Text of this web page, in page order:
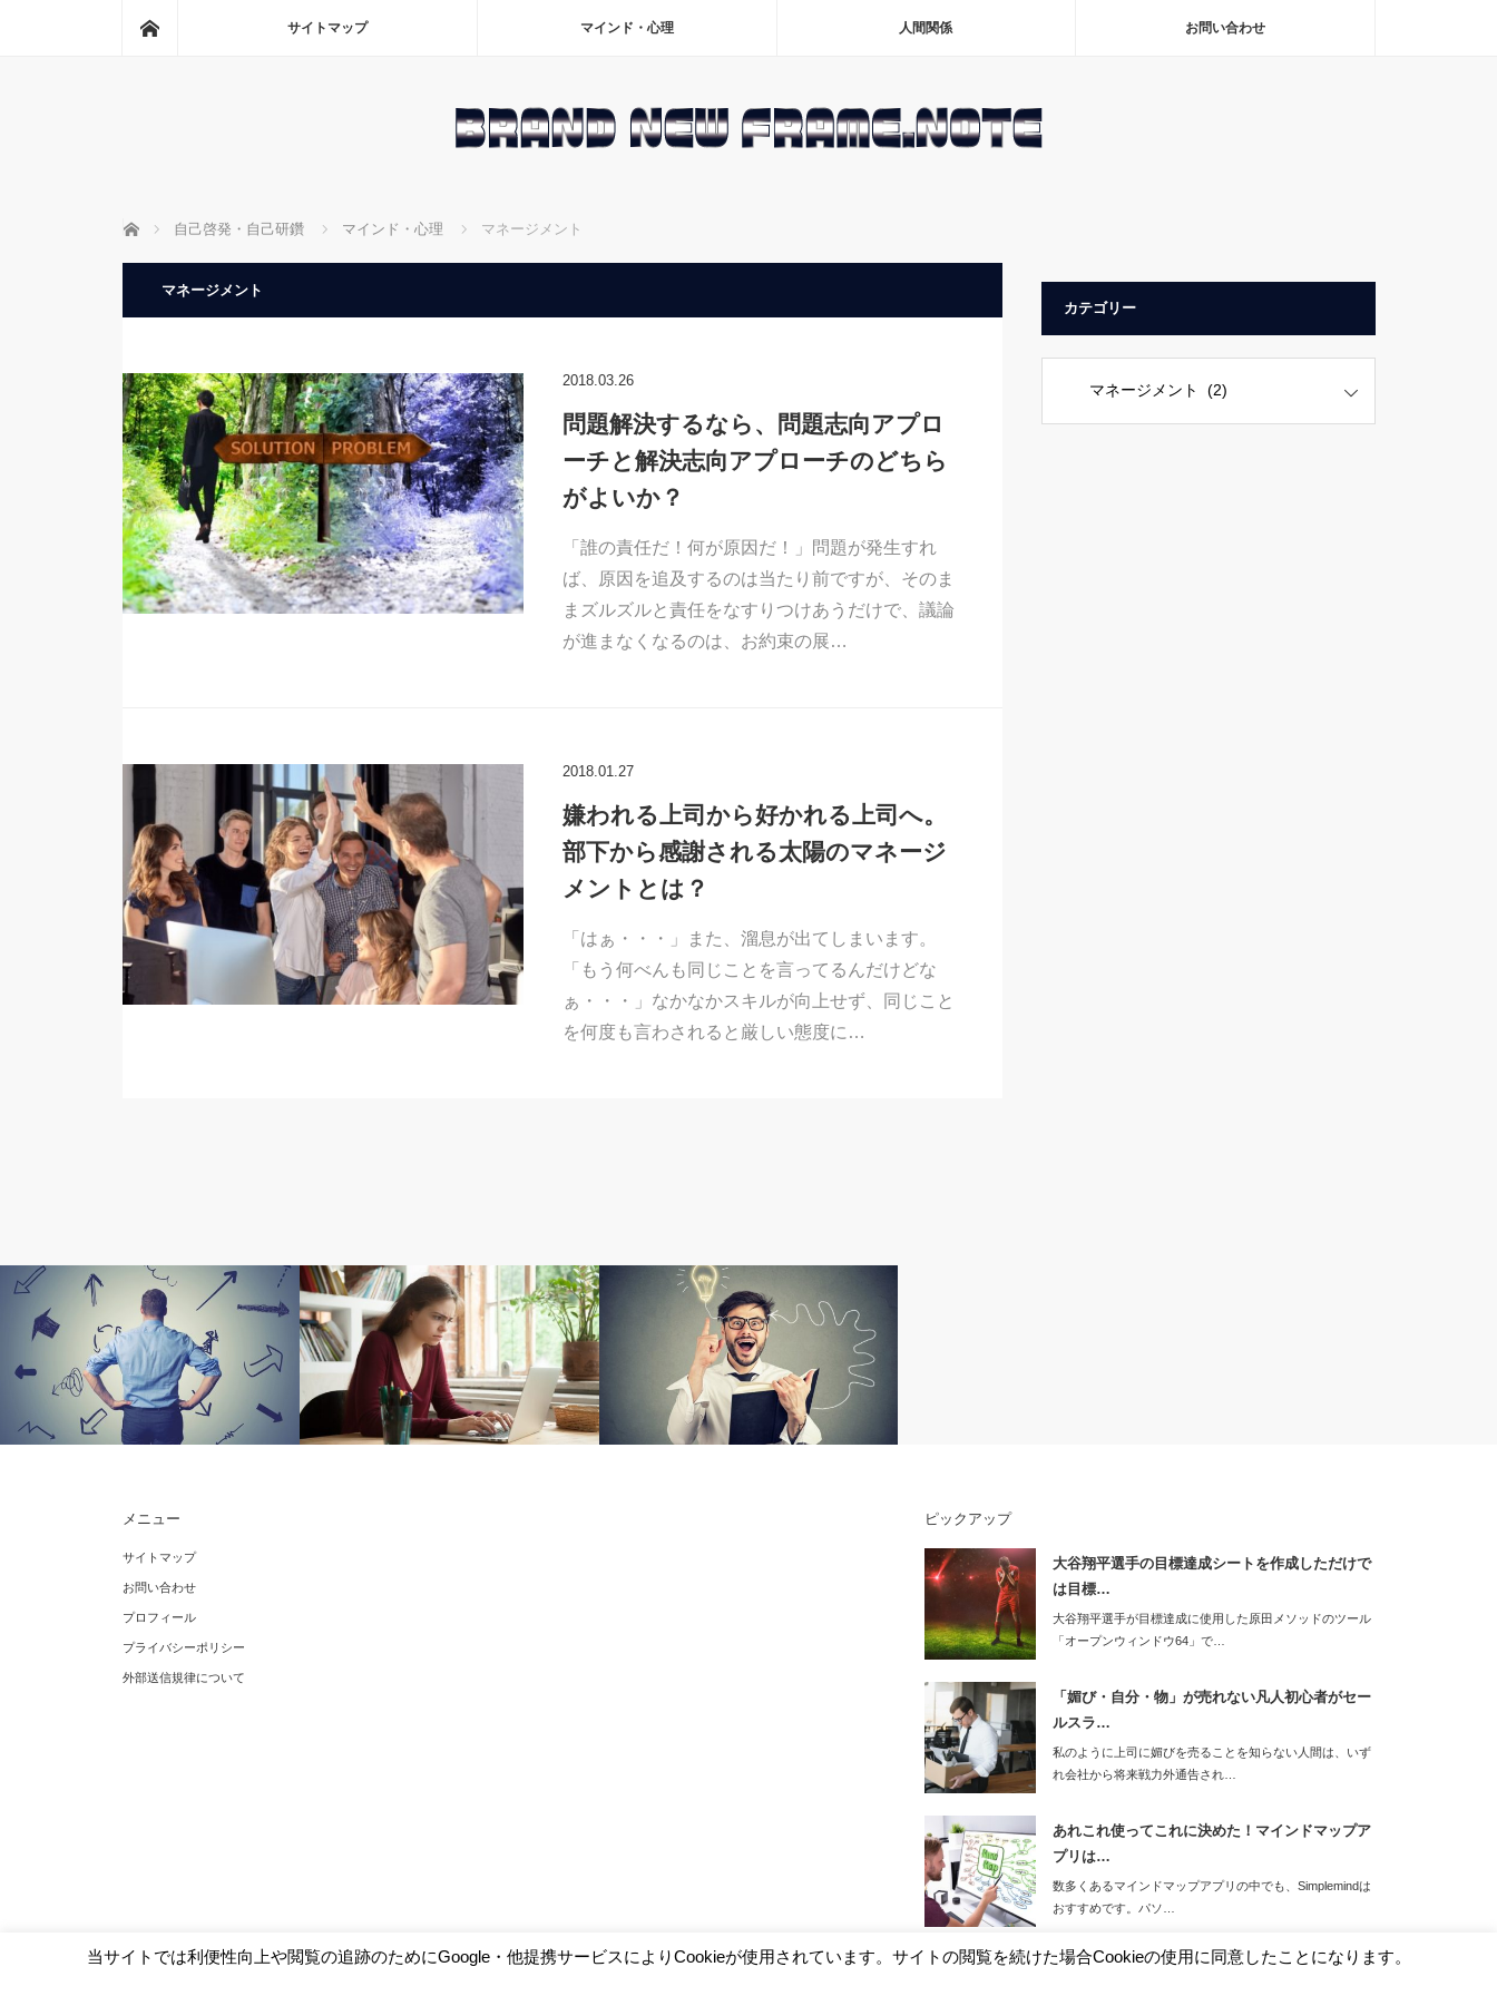
サイトマップ マインド・心理 人間関係 お問い合わせ
ホーム 自己啓発・自己研鑽 マインド・心理 マネージメント
マネージメント
2018.03.26
問題解決するなら、問題志向アプロ
ーチと解決志向アプローチのどちら
がよいか？
「誰の責任だ！何が原因だ！」問題が発生すれ
ば、原因を追及するのは当たり前ですが、そのま
まズルズルと責任をなすりつけあうだけで、議論
が進まなくなるのは、お約束の展…
2018.01.27
嫌われる上司から好かれる上司へ。
部下から感謝される太陽のマネージ
メントとは？
「はぁ・・・」また、溜息が出てしまいます。
「もう何べんも同じことを言ってるんだけどな
ぁ・・・」なかなかスキルが向上せず、同じこと
を何度も言わされると厳しい態度に…
カテゴリー
【人生の目標が思いつかない人】目標が
ないと無気力な時の必読書とは？
ピックアップ
大谷翔平選手の目標達成シートを作成しただけで
は目標…
大谷翔平選手が目標達成に使用した原田メソッドのツール
「オープンウィンドウ64」で…
「媚び・自分・物」が売れない凡人初心者がセー
ルスラ…
私のように上司に媚びを売ることを知らない人間は、いず
れ会社から将来戦力外通告され…
あれこれ使ってこれに決めた！マインドマップア
プリは…
数多くあるマインドマップアプリの中でも、Simplemindは
おすすめです。パソ…
メニュー
サイトマップ
お問い合わせ
プロフィール
プライバシーポリシー
外部送信規律について
当サイトでは利便性向上や閲覧の追跡のためにGoogle・他提携サービスによりCookieが使用されています。サイトの閲覧を続けた場合Cookieの使用に同意したことになります。